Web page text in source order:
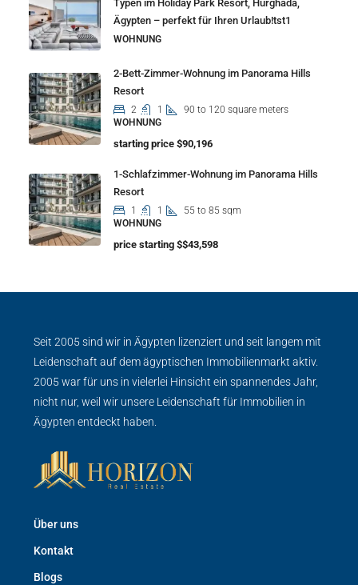
Typen im Holiday Park Resort, Hurghada,
Ägypten – perfekt für Ihren Urlaub!tst1
WOHNUNG
2-Bett-Zimmer-Wohnung im Panorama Hills
Resort
2 1
90 to 120 square meters
WOHNUNG
starting price $90,196
1-Schlafzimmer-Wohnung im Panorama Hills
Resort
1 1
55 to 85 sqm
WOHNUNG
price starting $$43,598
Seit 2005 sind wir in Ägypten lizenziert und seit langem mit
Leidenschaft auf dem ägyptischen Immobilienmarkt aktiv.
2005 war für uns in vielerlei Hinsicht ein spannendes Jahr,
nicht nur, weil wir unsere Leidenschaft für Immobilien in
Ägypten entdeckt haben.
Über uns
Kontakt
Blogs